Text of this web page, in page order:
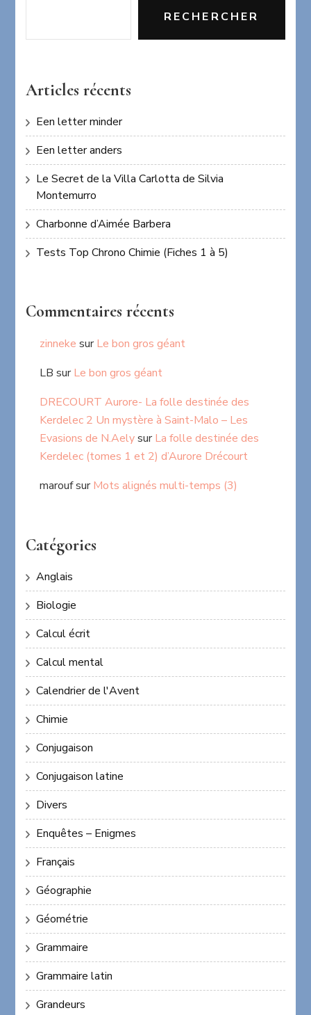
RECHERCHER
Articles récents
Een letter minder
Een letter anders
Le Secret de la Villa Carlotta de Silvia
Montemurro
Charbonne d’Aimée Barbera
Tests Top Chrono Chimie (Fiches 1 à 5)
Commentaires récents
zinneke surLe bon gros géant
LB surLe bon gros géant
DRECOURT Aurore- La folle destinée des
Kerdelec 2 Un mystère à Saint-Malo – Les
Evasions de N.AelysurLa folle destinée des
Kerdelec (tomes 1 et 2) d’Aurore Drécourt
maroufsurMots alignés multi-temps (3)
Catégories
Anglais
Biologie
Calcul écrit
Calcul mental
Calendrier de l'Avent
Chimie
Conjugaison
Conjugaison latine
Divers
Enquêtes – Enigmes
Français
Géographie
Géométrie
Grammaire
Grammaire latin
Grandeurs